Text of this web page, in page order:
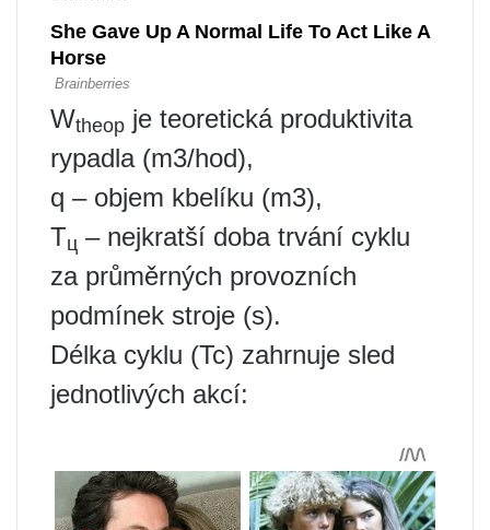
Wtheop je teoretická produktivita
rypadla (m3/hod),
q – objem kbelíku (m3),
Тц – nejkratší doba trvání cyklu
za průměrných provozních
podmínek stroje (s).
Délka cyklu (Tc) zahrnuje sled
jednotlivých akcí: